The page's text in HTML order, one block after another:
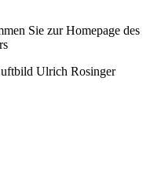
Sie zur Homepage des
Ulrich Rosinger